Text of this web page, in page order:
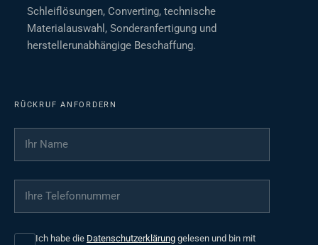
Schleiflösungen, Converting, technische
Materialauswahl, Sonderanfertigung und
herstellerunabhängige Beschaffung.
RÜCKRUF ANFORDERN
Ihr Name
Ihre Telefonnummer
Ich habe die Datenschutzerklärung gelesen und bin mit